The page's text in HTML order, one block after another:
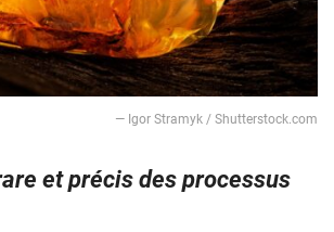
— Igor Stramyk / Shutterstock.com
et précis des processus